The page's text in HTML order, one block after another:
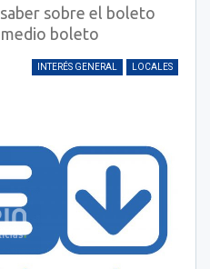
sobre el boleto
boleto
INTERÉS GENERAL LOCALES